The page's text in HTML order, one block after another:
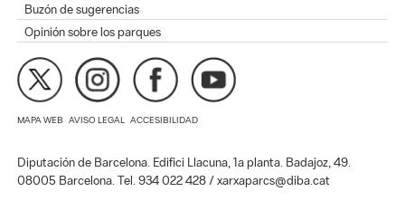
Buzón de sugerencias
Opinión sobre los parques
MAPA WEB AVISO LEGAL ACCESIBILIDAD
Diputación de Barcelona. Edifici Llacuna, 1a planta. Badajoz, 49.
08005 Barcelona. Tel. 934 022 428 / xarxaparcs@diba.cat